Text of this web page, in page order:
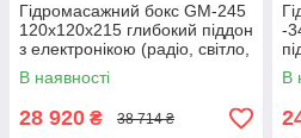
Гідромасажний бокс GM-245
120x120x215 глибокий піддон
з електронікою (радіо, світло,
витяжка) і гідромасажем
В наявності
28 920 ₴ 38 714 ₴
-
В